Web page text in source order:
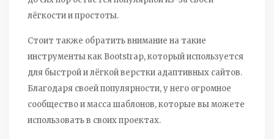
лёгкости и простоты.
Стоит также обратить внимание на такие
инструменты как Bootstrap, который используется
для быстрой и лёгкой верстки адаптивных сайтов.
Благодаря своей популярности, у него огромное
сообщество и масса шаблонов, которые вы можете
использовать в своих проектах.